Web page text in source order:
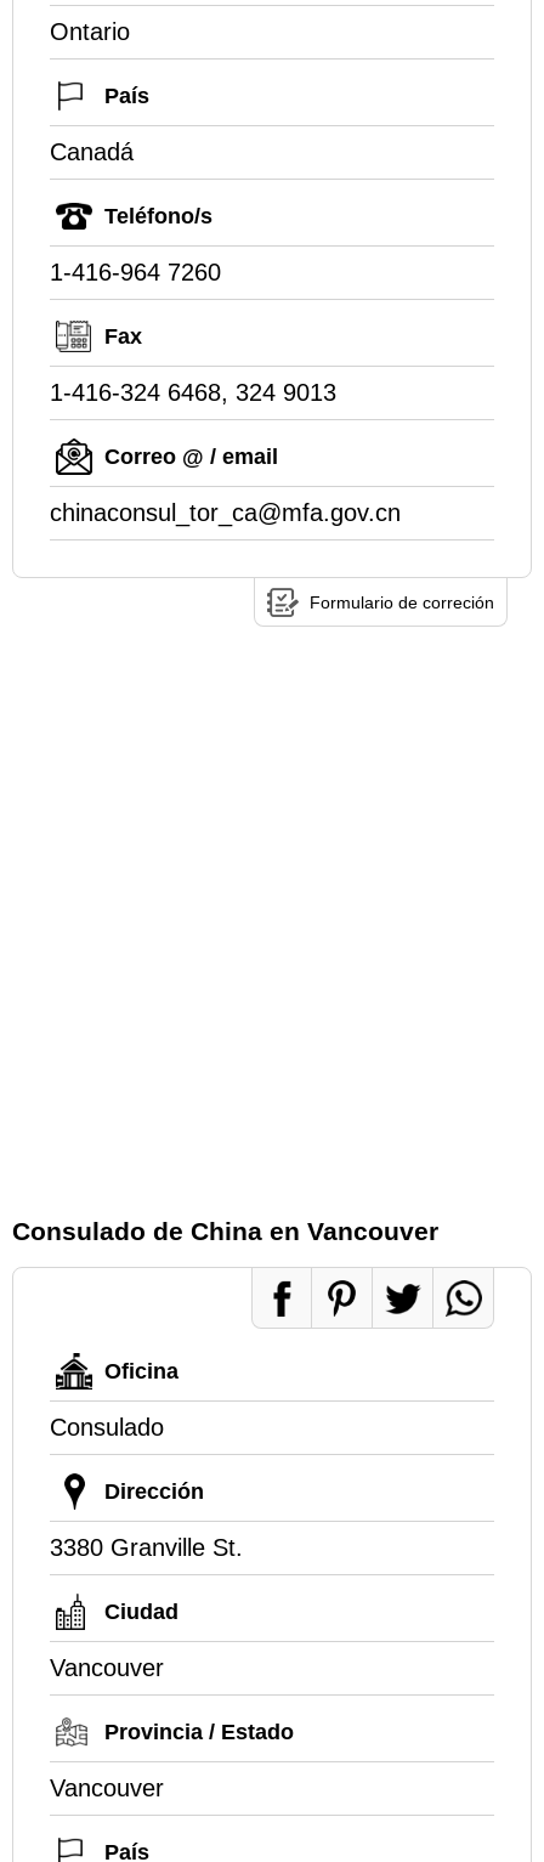
Ontario
País
Canadá
Teléfono/s
1-416-964 7260
Fax
1-416-324 6468, 324 9013
Correo @ / email
chinaconsul_tor_ca@mfa.gov.cn
Formulario de correción
Consulado de China en Vancouver
Oficina
Consulado
Dirección
3380 Granville St.
Ciudad
Vancouver
Provincia / Estado
Vancouver
País